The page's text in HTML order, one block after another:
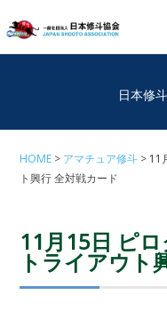
日本修
HOME アマチュア修斗
11
ト興行 全対戦カード
11月15日 ピ
トライアウト